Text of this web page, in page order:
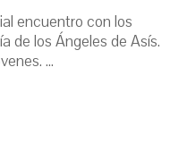
encuentro con los
de los Ángeles de Asís.
...